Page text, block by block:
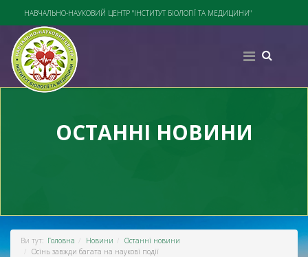
НАВЧАЛЬНО-НАУКОВИЙ ЦЕНТР "ІНСТИТУТ БІОЛОГІЇ ТА МЕДИЦИНИ"
ОСТАННІ НОВИНИ
Ви тут: Головна Новини
Останні новини
Осінь завжди багата на наукові події